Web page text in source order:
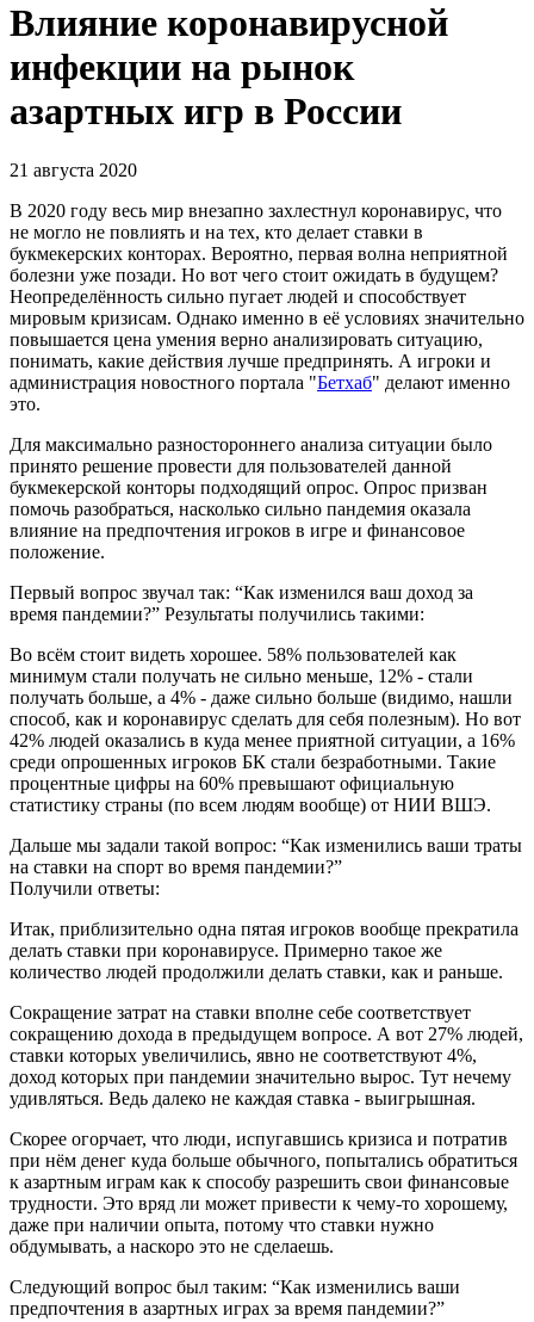
Влияние коронавирусной
инфекции на рынок
азартных игр в России
21 августа 2020
В 2020 году весь мир внезапно захлестнул коронавирус, что
не могло не повлиять и на тех, кто делает ставки в
букмекерских конторах. Вероятно, первая волна неприятной
болезни уже позади. Но вот чего стоит ожидать в будущем?
Неопределённость сильно пугает людей и способствует
мировым кризисам. Однако именно в её условиях значительно
повышается цена умения верно анализировать ситуацию,
понимать, какие действия лучше предпринять. А игроки и
администрация новостного портала "Бетхаб" делают именно
это.
Для максимально разностороннего анализа ситуации было
принято решение провести для пользователей данной
букмекерской конторы подходящий опрос. Опрос призван
помочь разобраться, насколько сильно пандемия оказала
влияние на предпочтения игроков в игре и финансовое
положение.
Первый вопрос звучал так: “Как изменился ваш доход за
время пандемии?” Результаты получились такими:
Во всём стоит видеть хорошее. 58% пользователей как
минимум стали получать не сильно меньше, 12% - стали
получать больше, а 4% - даже сильно больше (видимо, нашли
способ, как и коронавирус сделать для себя полезным). Но вот
42% людей оказались в куда менее приятной ситуации, а 16%
среди опрошенных игроков БК стали безработными. Такие
процентные цифры на 60% превышают официальную
статистику страны (по всем людям вообще) от НИИ ВШЭ.
Дальше мы задали такой вопрос: “Как изменились ваши траты
на ставки на спорт во время пандемии?”
Получили ответы:
Итак, приблизительно одна пятая игроков вообще прекратила
делать ставки при коронавирусе. Примерно такое же
количество людей продолжили делать ставки, как и раньше.
Сокращение затрат на ставки вполне себе соответствует
сокращению дохода в предыдущем вопросе. А вот 27% людей,
ставки которых увеличились, явно не соответствуют 4%,
доход которых при пандемии значительно вырос. Тут нечему
удивляться. Ведь далеко не каждая ставка - выигрышная.
Скорее огорчает, что люди, испугавшись кризиса и потратив
при нём денег куда больше обычного, попытались обратиться
к азартным играм как к способу разрешить свои финансовые
трудности. Это вряд ли может привести к чему-то хорошему,
даже при наличии опыта, потому что ставки нужно
обдумывать, а наскоро это не сделаешь.
Следующий вопрос был таким: “Как изменились ваши
предпочтения в азартных играх за время пандемии?”